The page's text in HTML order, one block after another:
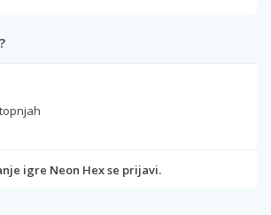
igre Neon Hex se prijavi.